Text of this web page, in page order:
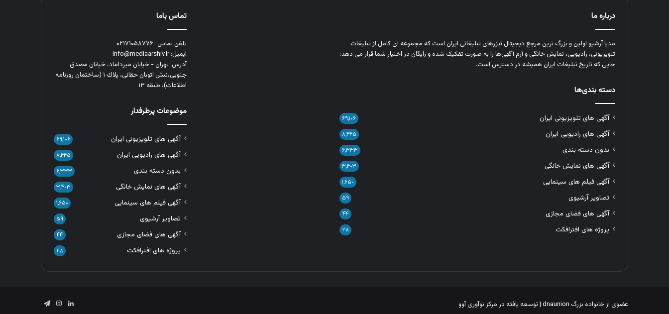
درباره ما
مدیا آرشیو اولین و بزرگ‌ ترین مرجع دیجیتال تیزرهای تبلیغاتی ایران است که مجموعه‌ ای کامل از تبلیغات
تلویزیونی، رادیویی، نمایش خانگی و آرم‌ آگهی‌ها را به‌ صورت تفکیک‌ شده و رایگان در اختیار شما قرار می‌ دهد؛
جایی که تاریخ تبلیغات ایران همیشه در دسترس است.
دسته بندی‌ها
آگهی های تلویزیونی ایران ۶۹,۱۰۶
آگهی های رادیویی ایران ۸,۴۴۵
بدون دسته بندی ۶,۳۳۳
آگهی های نمایش خانگی ۳,۴۰۳
آگهی فیلم های سینمایی ۱,۶۵۰
تصاویر آرشیوی ۵۹
آگهی های فضای مجازی ۴۴
پروژه های افترافکت ۲۸
تماس باما
تلفن تماس : ۰۲۱۷۱۰۵۸۷۷۶
ایمیل: info@mediaarshiv.ir
آدرس: تهران - خیابان میرداماد، خیابان مصدق
جنوبی،نبش اتوبان حقانی، پلاك ١ (ساختمان روزنامه
اطلاعات)، طبقه ۱۳
موضوعات پرطرفدار
آگهی های تلویزیونی ایران ۶۹,۱۰۶
آگهی های رادیویی ایران ۸,۴۴۵
بدون دسته بندی ۶,۳۳۳
آگهی های نمایش خانگی ۳,۴۰۳
آگهی فیلم های سینمایی ۱,۶۵۰
تصاویر آرشیوی ۵۹
آگهی های فضای مجازی ۴۴
پروژه های افترافکت ۲۸
عضوی از خانواده بزرگ dnaunion | توسعه یافته در مرکز نوآوری آوو لینکدیناینستاگرام
تلگرام